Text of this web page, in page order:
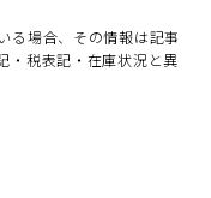
る場合、その情報は記事
・税表記・在庫状況と異